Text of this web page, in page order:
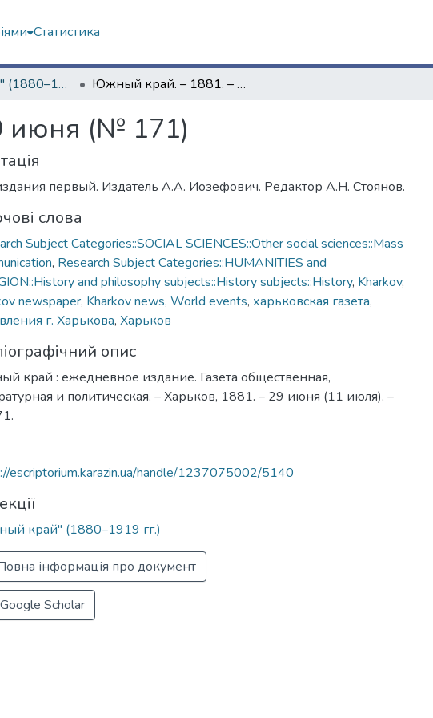
Статистика
"Южный край" (1880–1919 гг.) Южный край. – 1881. – 29 июня (№ 171)
июня (№ 171)
первый. Издатель А.А. Иозефович. Редактор А.Н. Стоянов.
слова
Subject Categories::SOCIAL SCIENCES::Other social sciences::Mass
, Research Subject Categories::HUMANITIES and
and philosophy subjects::History subjects::History, Kharkov,
newspaper, Kharkov news, World events, харьковская газета,
г. Харькова, Харьков
опис
край : ежедневное издание. Газета общественная,
и политическая. – Харьков, 1881. – 29 июня (11 июля). –
escriptorium.karazin.ua/handle/1237075002/5140
край" (1880–1919 гг.)
інформація про документ
Google Scholar